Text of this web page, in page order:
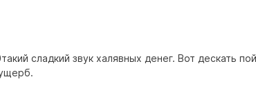
сладкий звук халявных денег. Вот дескать